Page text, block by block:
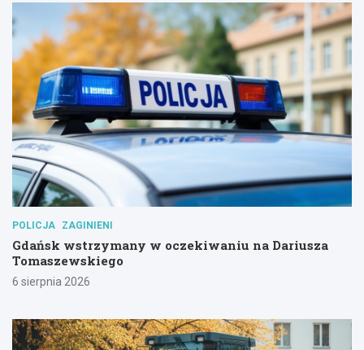
POLICJA ZAGINIENI
Gdańsk wstrzymany w oczekiwaniu na Dariusza
Tomaszewskiego
6 sierpnia 2026